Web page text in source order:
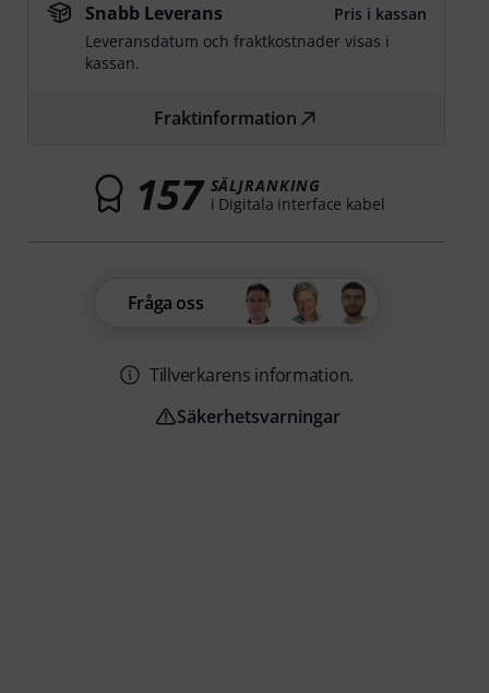
Snabb Leverans
Pris i kassan
Leveransdatum och fraktkostnader visas i
kassan.
Fraktinformation
157 SÄLJRANKING
i Digitala interface kabel
Fråga oss
Tillverkarens information.
Säkerhetsvarningar